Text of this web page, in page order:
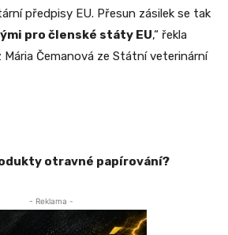
předpisy EU. Přesun zásilek se tak
pro členské státy EU,“ řekla
Mária Čemanová ze Státní veterinární
otravné papírování?
- Reklama -